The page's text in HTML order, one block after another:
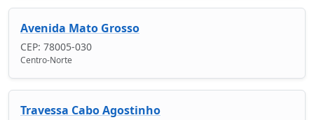
Avenida Mato Grosso
CEP: 78005-030
Centro-Norte
Travessa Cabo Agostinho